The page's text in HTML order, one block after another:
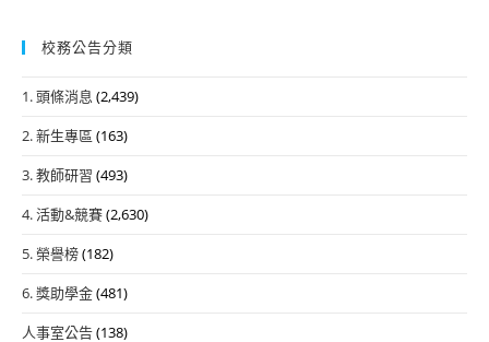
校務公告分類
1. 頭條消息 (2,439)
2. 新生專區 (163)
3. 教師研習 (493)
4. 活動&競賽(2,630)
5. 榮譽榜(182)
6. 獎助學金(481)
人事室公告(138)